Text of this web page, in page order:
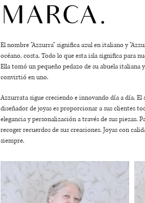
El nombre "Azzurra" significa azul en italiano y
océano, costa. Todo lo que esta isla significa para
Ella tomó un pequeño pedazo de su abuela italiana
convirtió en uno.
Azzurrata sigue creciendo e innovando día a día. El
diseñador de joyas es proporcionar a sus clientes
elegancia y personalización a través de sus piezas.
recoger recuerdos de sus creaciones. Joyas con
siempre.